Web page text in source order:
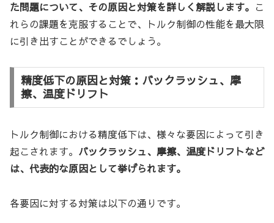
た問題について、その原因と対策を詳しく解説します。 こ
れらの課題を克服することで、トルク制御の性能を最大限
に引き出すことができるでしょう。
精度低下の原因と対策：バックラッシュ、摩
擦、温度ドリフト
トルク制御における精度低下は、様々な要因によって引き
起こされます。 バックラッシュ、摩擦、温度ドリフトなど
は、代表的な原因として挙げられます。
各要因に対する対策は以下の通りです。